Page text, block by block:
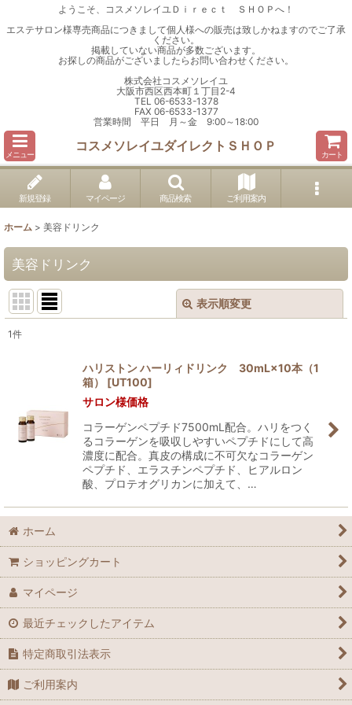
ようこそ、コスメソレイユＤｉｒｅｃｔ ＳＨＯＰへ！
エステサロン様専売商品につきまして個人様への販売は致しかねますのでご了承
ください。
掲載していない商品が多数ございます。
お探しの商品がございましたらお問い合わせください。
株式会社コスメソレイユ
大阪市西区西本町１丁目2-4
TEL 06-6533-1378
FAX 06-6533-1377
営業時間 平日 月～金 9:00～18:00
メニュー
コスメソレイユダイレクトＳＨＯＰ
カート
新規登録 マイページ 商品検索 ご利用案内
ホーム > 美容ドリンク
美容ドリンク
表示順変更
絞り込む
1件
ハリストン ハーリィドリンク 30mL×10本（1
箱）
[UT100]
サロン様価格
コラーゲンペプチド7500mL配合。ハリをつく
るコラーゲンを吸収しやすいペプチドにして高
濃度に配合。真皮の構成に不可欠なコラーゲン
ペプチド、エラスチンペプチド、ヒアルロン
酸、プロテオグリカンに加えて、…
ホーム
ショッピングカート
マイページ
最近チェックしたアイテム
特定商取引法表示
ご利用案内